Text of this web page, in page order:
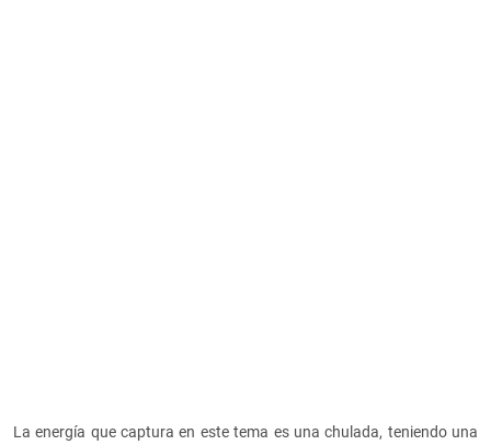
La energía que captura en este tema es una chulada, teniendo una